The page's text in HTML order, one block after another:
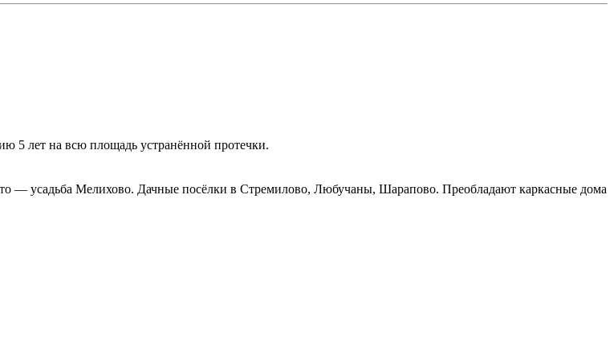
5 лет на всю площадь устранённой протечки.
усадьба Мелихово. Дачные посёлки в Стремилово, Любучаны, Шарапово. Преобладают каркасные дома